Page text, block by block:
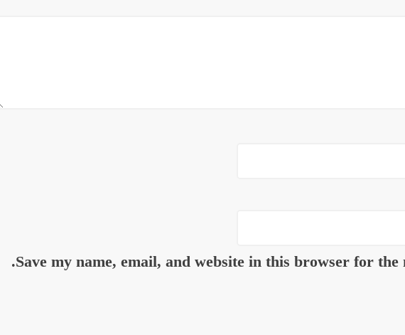
Save my name, email, and website in this browser for the